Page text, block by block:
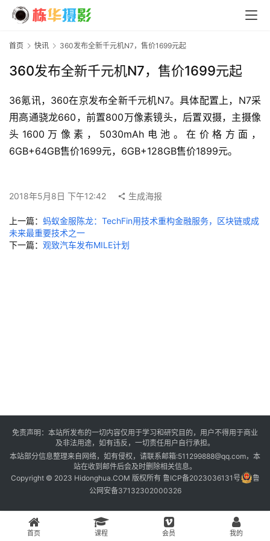
页
摄
导
航
会
发文章
首页 快讯 360发布全新千元机N7，售价1699元起
360发布全新千元机N7，售价1699元起
36氪讯，360在京发布全新千元机N7。具体配置上，N7采
用高通骁龙660，前置800万像素镜头，后置双摄，主摄像
头1600万像素，5030mAh电池。在价格方面，
6GB+64GB售价1699元，6GB+128GB售价1899元。
2018年5月8日 下午12:42 生成海报
上一篇： 蚂蚁金服陈龙：TechFin用技术重构金融服务，区块链或成
未来最重要技术之一
下一篇： 观致汽车发布MILE计划
免责声明：本站所发布的一切内容仅用于学习和研究目的，用户不得用于商业
及非法用途，如有违反，一切责任用户自行承担。
本站部分信息整理来自网络，如有侵权，请联系邮箱:511299888@qq.com，本
站在收到邮件后会及时删除相关信息。
Copyright © 2023 Hidonghua.COM 版权所有 鲁ICP备2023036131号
鲁
公网安备37132302000326
首页 课程 会员 我的